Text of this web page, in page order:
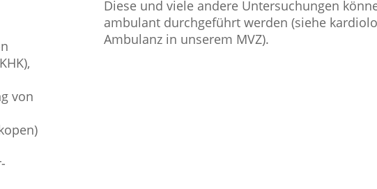
von
Diese und viele andere Untersuchungen
ambulant durchgeführt werden (siehe
Ambulanz in unserem MVZ).